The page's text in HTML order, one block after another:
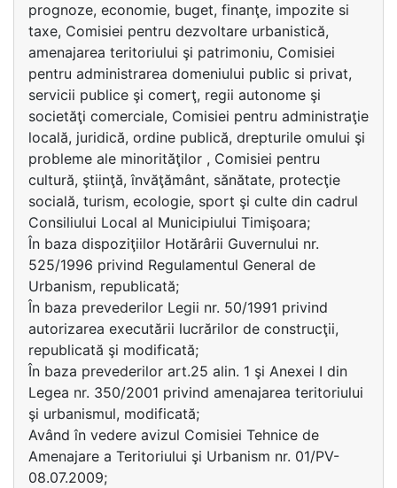
prognoze, economie, buget, finanţe, impozite si
taxe, Comisiei pentru dezvoltare urbanistică,
amenajarea teritoriului şi patrimoniu, Comisiei
pentru administrarea domeniului public si privat,
servicii publice şi comerţ, regii autonome şi
societăţi comerciale, Comisiei pentru administraţie
locală, juridică, ordine publică, drepturile omului şi
probleme ale minorităţilor , Comisiei pentru
cultură, ştiinţă, învăţământ, sănătate, protecţie
socială, turism, ecologie, sport şi culte din cadrul
Consiliului Local al Municipiului Timişoara;
În baza dispoziţiilor Hotărârii Guvernului nr.
525/1996 privind Regulamentul General de
Urbanism, republicată;
În baza prevederilor Legii nr. 50/1991 privind
autorizarea executării lucrărilor de construcţii,
republicată şi modificată;
În baza prevederilor art.25 alin. 1 şi Anexei I din
Legea nr. 350/2001 privind amenajarea teritoriului
şi urbanismul, modificată;
Având în vedere avizul Comisiei Tehnice de
Amenajare a Teritoriului şi Urbanism nr. 01/PV-
08.07.2009;